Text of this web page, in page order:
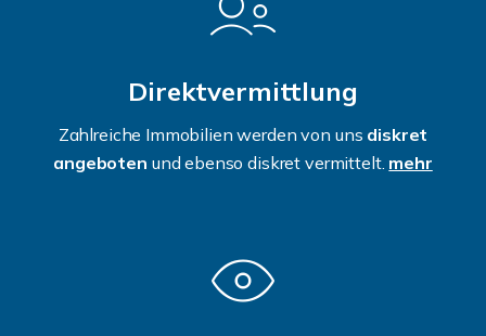
Direktvermittlung
Zahlreiche Immobilien werden von uns diskret
angeboten und ebenso diskret vermittelt. mehr